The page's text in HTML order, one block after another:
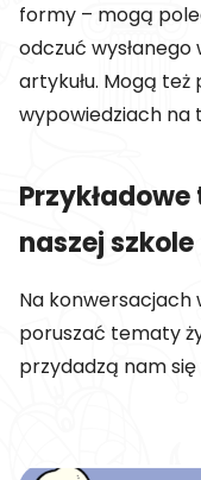
formy – mogą
odczuć
artykułu. Mogą
wypowiedziach na
naszej szkole
Na konwersacjach
poruszać tematy
przydadzą nam